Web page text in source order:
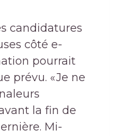
candidatures
côté e-
pourrait
prévu. «Je ne
la fin de
Mi-